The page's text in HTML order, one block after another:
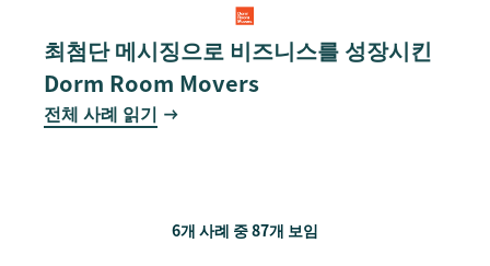
최첨단 메시징으로 비즈니스를 성장시킨
Dorm Room Movers
전체 사례 읽기
6개 사례 중 87개 보임